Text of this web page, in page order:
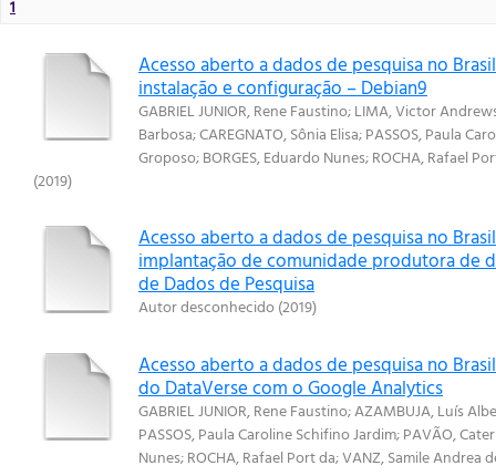
1
Acesso aberto a dados de pesquisa no
instalação e configuração – Debian9
GABRIEL JUNIOR, Rene Faustino;LIMA, Victor
Barbosa;CAREGNATO, Sônia Elisa;PASSOS, Paula
Groposo;BORGES, Eduardo Nunes;ROCHA, Rafael
(2019)
Acesso aberto a dados de pesquisa no
implantação de comunidade produtora de
de Dados de Pesquisa
Autor desconhecido(2019)
Acesso aberto a dados de pesquisa no
do DataVerse com o Google Analytics
GABRIEL JUNIOR, Rene Faustino;AZAMBUJA, Luís
PASSOS, Paula Caroline Schifino Jardim;PAVÃO,
Nunes;ROCHA, Rafael Port da;VANZ, Samile Andrea